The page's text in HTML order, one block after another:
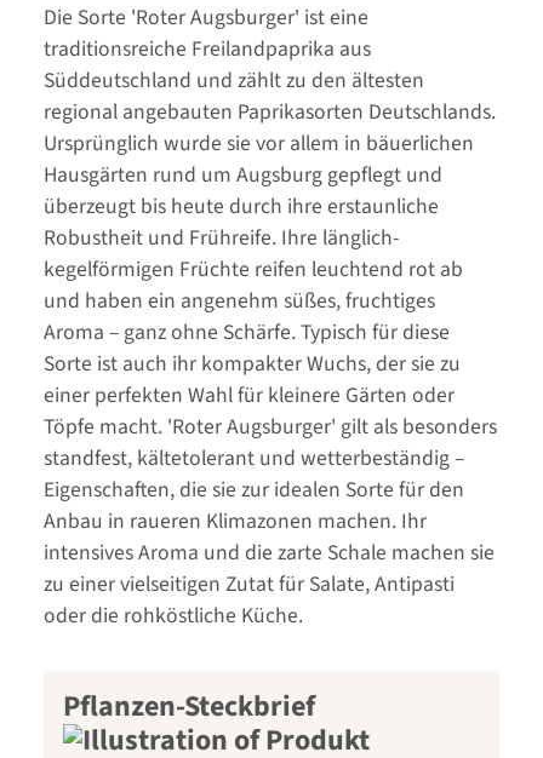
Die Sorte 'Roter Augsburger' ist eine
traditionsreiche Freilandpaprika aus
Süddeutschland und zählt zu den ältesten
regional angebauten Paprikasorten Deutschlands.
Ursprünglich wurde sie vor allem in bäuerlichen
Hausgärten rund um Augsburg gepflegt und
überzeugt bis heute durch ihre erstaunliche
Robustheit und Frühreife. Ihre länglich-
kegelförmigen Früchte reifen leuchtend rot ab
und haben ein angenehm süßes, fruchtiges
Aroma – ganz ohne Schärfe. Typisch für diese
Sorte ist auch ihr kompakter Wuchs, der sie zu
einer perfekten Wahl für kleinere Gärten oder
Töpfe macht. 'Roter Augsburger' gilt als besonders
standfest, kältetolerant und wetterbeständig –
Eigenschaften, die sie zur idealen Sorte für den
Anbau in raueren Klimazonen machen. Ihr
intensives Aroma und die zarte Schale machen sie
zu einer vielseitigen Zutat für Salate, Antipasti
oder die rohköstliche Küche.
Pflanzen-Steckbrief